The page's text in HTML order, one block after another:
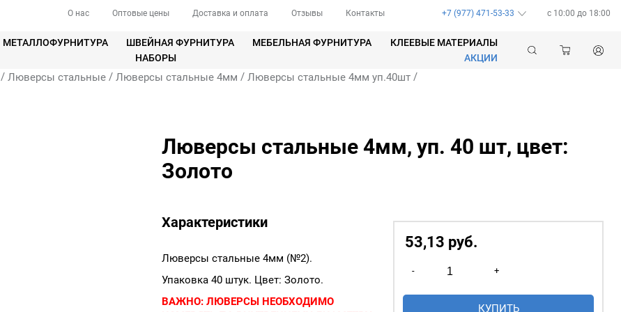
О нас Оптовые цены Доставка и оплата Отзывы Контакты +7 (977) 471-53-33 c 10:00 до 18:00
МЕТАЛЛОФУРНИТУРА ШВЕЙНАЯ ФУРНИТУРА МЕБЕЛЬНАЯ ФУРНИТУРА
КЛЕЕВЫЕ МАТЕРИАЛЫ
НАБОРЫ АКЦИИ
/ Люверсы стальные / Люверсы стальные 4мм / Люверсы стальные 4мм уп.40шт /
Люверсы стальные 4мм, уп. 40 шт, цвет:
Золото
Характеристики
Люверсы стальные 4мм (№2).
Упаковка 40 штук. Цвет: Золото.
ВАЖНО: ЛЮВЕРСЫ НЕОБХОДИМО
53,13 руб.
-
товара
Люверсы
+
КУПИТЬ